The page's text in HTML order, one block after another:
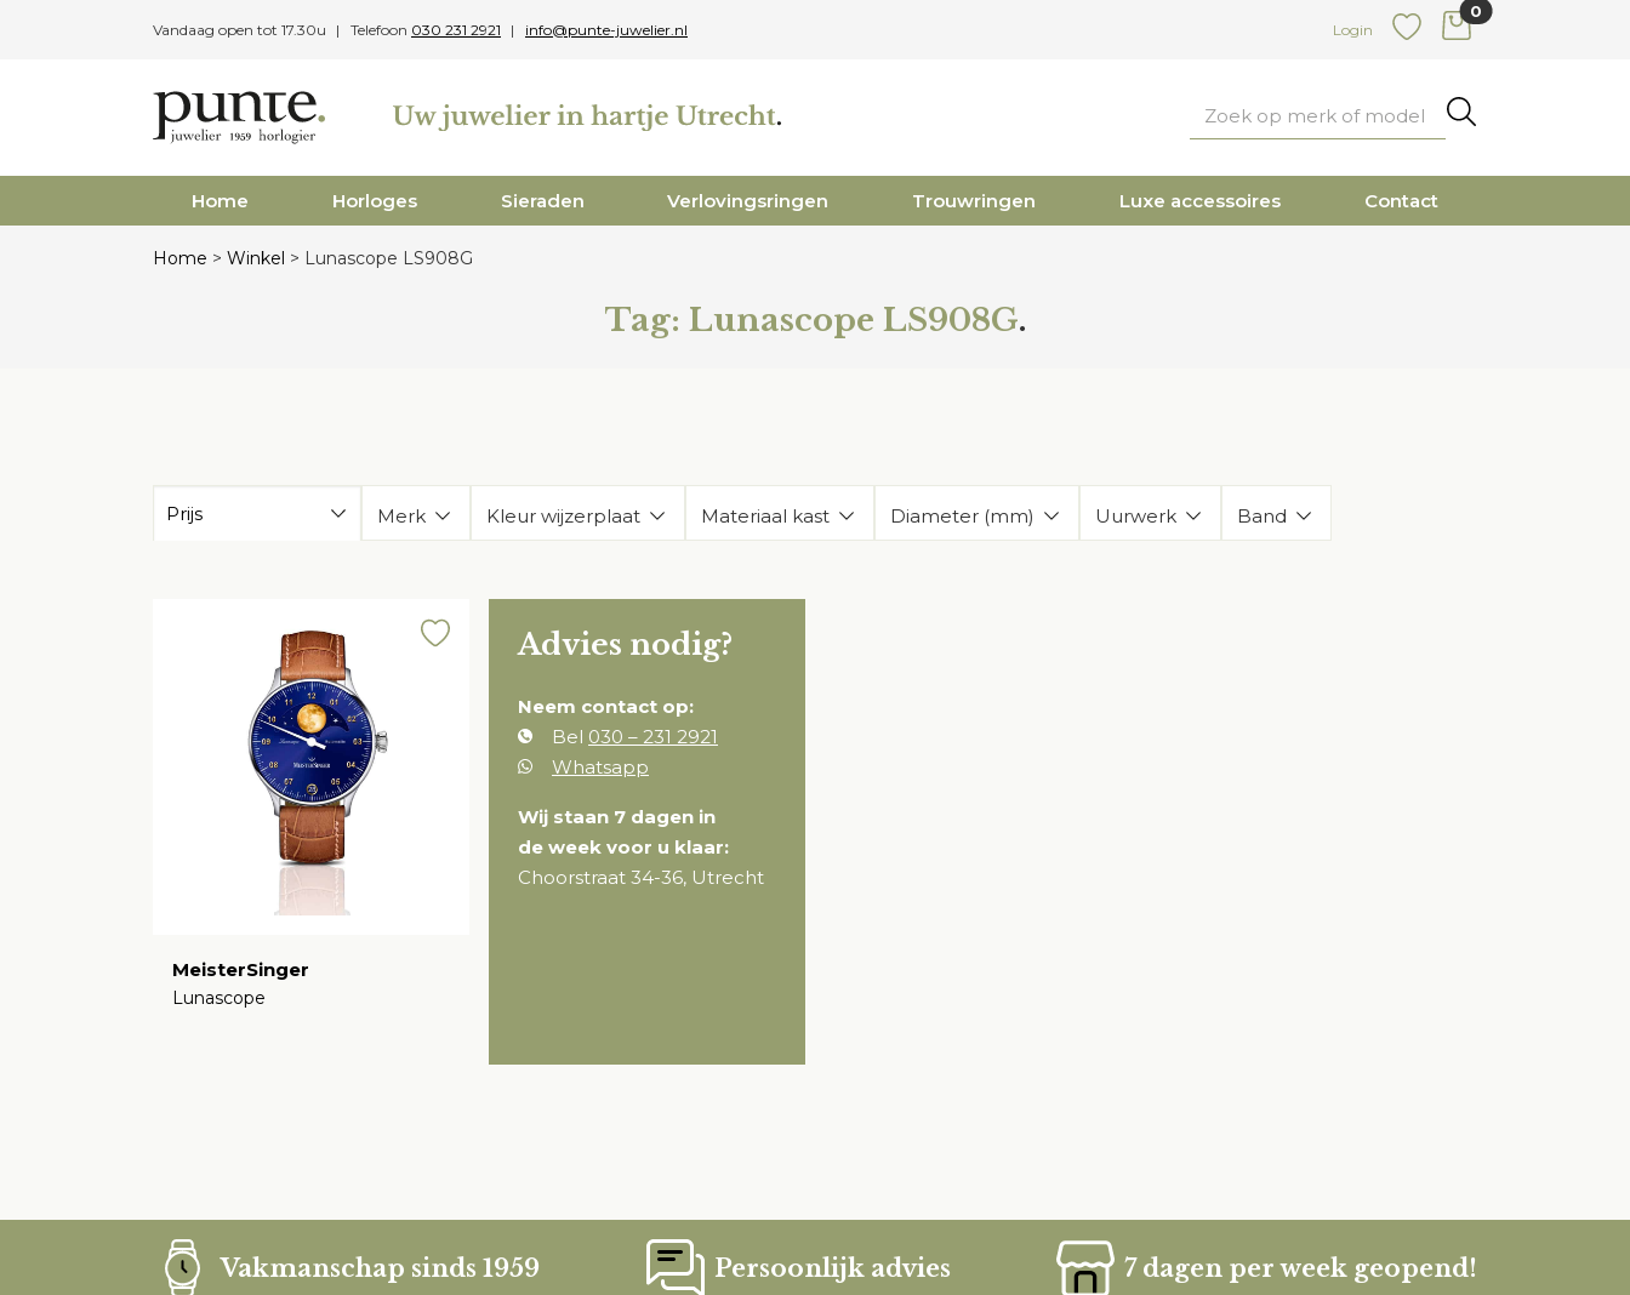
Vandaag open tot 17.30u Telefoon 030 231 2921 info@punte-juwelier.nl
Login
0
items in cart
Home Horloges Sieraden Verlovingsringen Trouwringen Luxe accessoires Contact
Home > Winkel > Lunascope LS908G
Tag: Lunascope LS908G.
Merk Kleur wijzerplaat Materiaal kast Diameter (mm) Uurwerk Band
MeisterSinger
Lunascope
Advies nodig?
Neem contact op:
Bel 030 – 231 2921
Whatsapp
Wij staan 7 dagen in
de week voor u klaar:
Choorstraat 34-36, Utrecht
Vakmanschap sinds 1959 Persoonlijk advies 7 dagen per week geopend!